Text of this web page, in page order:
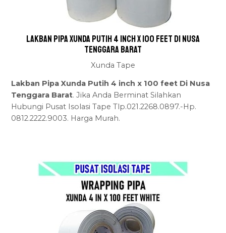
Lakban Pipa Xunda Putih 4 inch x 100 feet Di Nusa
Tenggara Barat
Xunda Tape
Lakban Pipa Xunda Putih 4 inch x 100 feet Di Nusa
Tenggara Barat. Jika Anda Berminat Silahkan
Hubungi Pusat Isolasi Tape Tlp.021.2268.0897.-Hp.
0812.2222.9003. Harga Murah.